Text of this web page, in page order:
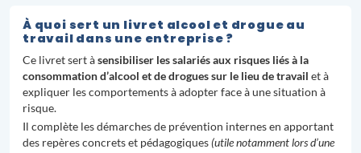
À quoi sert un livret alcool et drogue au
travail dans une entreprise ?
Ce livret sert àsensibiliser les salariés aux risques liés à la
consommation d’alcool et de drogues sur le lieu de travail et à
expliquer les comportements à adopter face à une situation à
risque.
Il complète les démarches de prévention internes en apportant
des repères concrets et pédagogiques(utile notamment lors d’une